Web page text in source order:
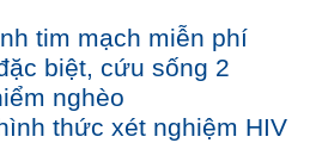
tim mạch miễn phí
biệt, cứu sống 2
nghèo
thức xét nghiệm HIV